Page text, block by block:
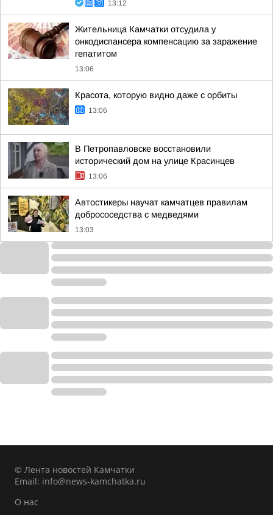
13:12
Жительница Камчатки отсудила у
онкодиспансера компенсацию за заражение
гепатитом
13:06
Красота, которую видно даже с орбиты
13:06
В Петропавловске восстановили
исторический дом на улице Красинцев
13:06
Автостикеры научат камчатцев правилам
добрососедства с медведями
13:03
© Лента новостей Камчатки
Email: info@news-kamchatka.ru
О нас